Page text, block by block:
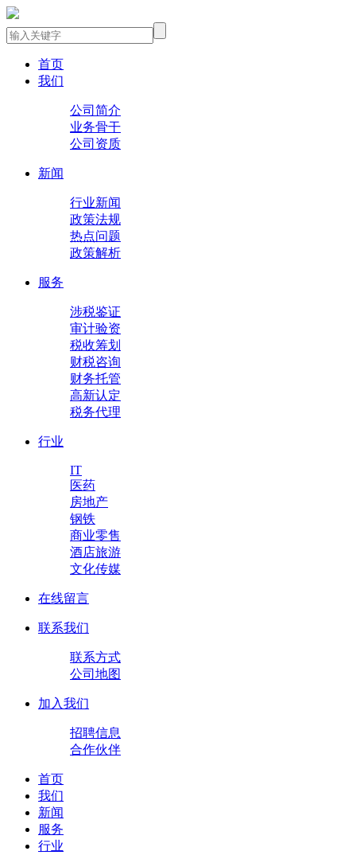
首页
我们
公司简介
业务骨干
公司资质
新闻
行业新闻
政策法规
热点问题
政策解析
服务
涉税鉴证
审计验资
税收筹划
财税咨询
财务托管
高新认定
税务代理
行业
IT
医药
房地产
钢铁
商业零售
酒店旅游
文化传媒
在线留言
联系我们
联系方式
公司地图
加入我们
招聘信息
合作伙伴
首页
我们
新闻
服务
行业